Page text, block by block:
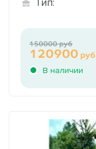
Тип:
В наличии
120900 руб
150000 руб